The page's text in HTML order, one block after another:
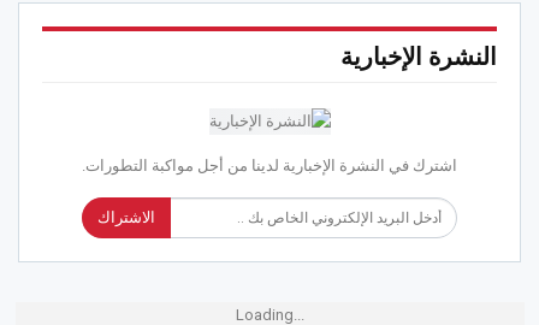
النشرة الإخبارية
اشترك في النشرة الإخبارية لدينا من أجل مواكبة التطورات.
الاشتراك
Loading...